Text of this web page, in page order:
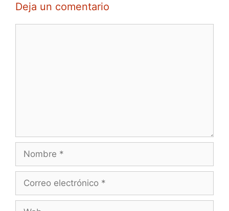
Deja un comentario
Nombre
Correo
Web